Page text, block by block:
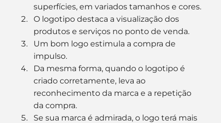
superfícies, em variados tamanhos e cores.
O logotipo destaca a visualização dos
produtos e serviços no ponto de venda.
Um bom logo estimula a compra de
impulso.
Da mesma forma, quando o logotipo é
criado corretamente, leva ao
reconhecimento da marca e a repetição
da compra.
Se sua marca é admirada, o logo terá mais